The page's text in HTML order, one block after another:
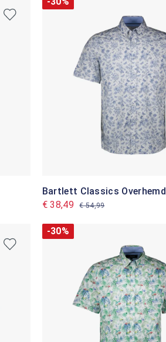
Bartlett Classics Overhemd
€ 38,49
€ 54,99
-30%